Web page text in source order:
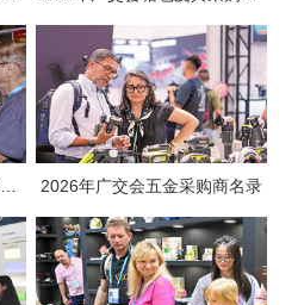
2026年广交会家用纺织品采购商名录 2026年广交会五金采购商名录